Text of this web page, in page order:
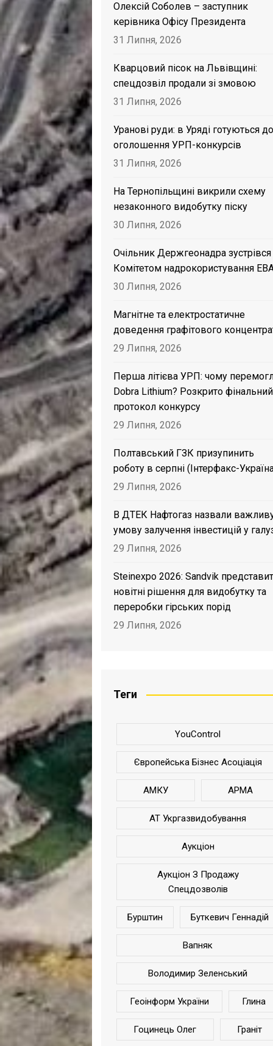
Олексій Соболев – заступник
керівника Офісу Президента
31 Липня, 2026
Кварцовий пісок на Львівщині:
спецдозвіл продали зі змовою
31 Липня, 2026
Уранові руди: в Уряді готуються до
оголошення УРП-конкурсів
31 Липня, 2026
На Тернопільщині викрили схему
незаконного видобутку піску
30 Липня, 2026
Очільник Держгеонадра зустрівся
Комітетом надрокористування
30 Липня, 2026
Магнітне та електростатичне
доведення графітового
29 Липня, 2026
Перша літієва УРП: чому
Dobra Lithium? Розкрито фінальний
протокол конкурсу
29 Липня, 2026
Полтавський ГЗК призупинить
роботу в серпні (Інтерфакс-
29 Липня, 2026
В ДТЕК Нафтогаз назвали
умову залучення інвестицій у
29 Липня, 2026
Steinexpo 2026: Sandvik
новітні рішення для видобутку та
переробки гірських порід
29 Липня, 2026
Теги
YouControl
Європейська Бізнес Асоціація
АМКУ АРМА
АТ Укргазвидобування
Аукціон
Аукціон З Продажу
Спецдозволів
Бурштин Буткевич Геннадій
Вапняк
Володимир Зеленський
Геоінформ України Глина
Гоцинець Олег Граніт